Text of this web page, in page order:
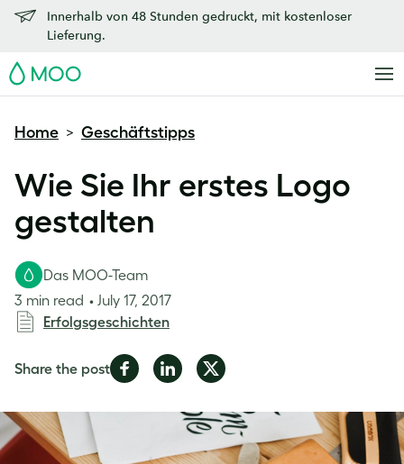
Innerhalb von 48 Stunden gedruckt, mit kostenloser
Lieferung.
MOO
Home > Geschäftstipps
Wie Sie Ihr erstes Logo
gestalten
Das MOO-Team
3 min read
July 17, 2017
Erfolgsgeschichten
Share the postShare
Facebook
Share
LinkedIn
Share
Twitter